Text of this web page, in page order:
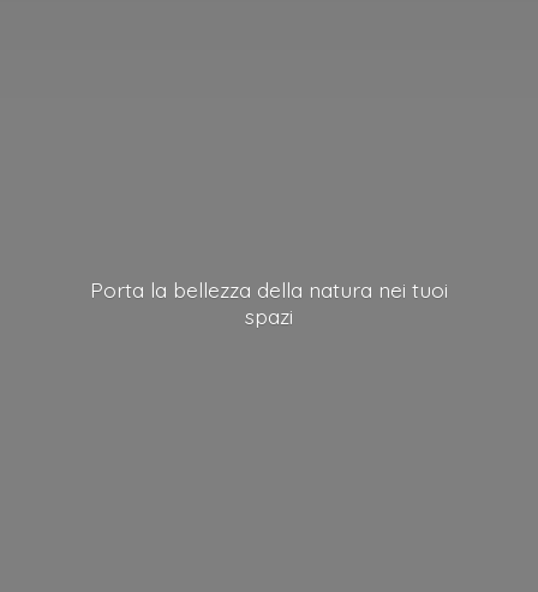
Porta la bellezza della natura nei tuoi
spazi